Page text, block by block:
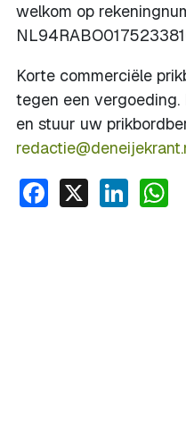
welkom op
Korte commerciële
tegen een vergoeding.
en stuur uw
Facebook
X